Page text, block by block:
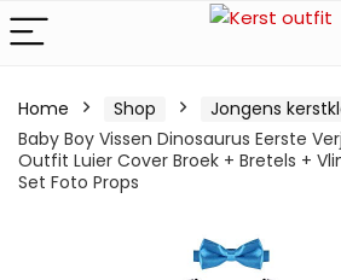
Home Shop Jongens
Baby Boy Vissen Dinosaurus Eerste
Outfit Luier Cover Broek + Bretels +
Set Foto Props